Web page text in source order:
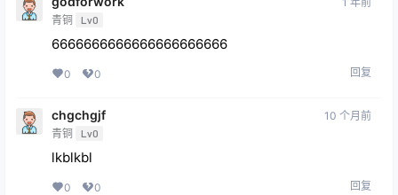
青铜 Lv0
6666666666666666666666
0 0 回复
chgchgjf
青铜 Lv0
10 个月前
lkblkbl
0 0 回复